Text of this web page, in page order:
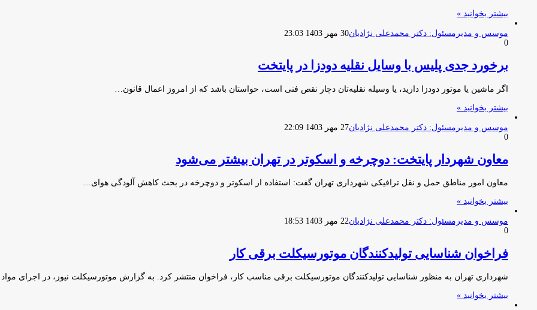
بیشتر بخوانید »
موسس و مدیرمسئول: دکتر محمدعلی نژادیان30 مهر 1403 23:03
0
برخورد جدی پلیس با وسایل نقلیه دودزا در پایتخت
اگر ماشین یا موتور دودزا دارید، یا وسیله نقلیه‌تان دچار نقص فنی است، حواستان باشد که از امروز اعمال قانون…
بیشتر بخوانید »
موسس و مدیرمسئول: دکتر محمدعلی نژادیان27 مهر 1403 22:09
0
معاون شهردار پایتخت: دوچرخه و اسکوتر در تهران بیشتر می‌شود
معاون امور مناطق حمل و نقل ترافیکی شهرداری تهران گفت: استفاده از اسکوتر و دوچرخه در بحث کاهش آلودگی هوای…
بیشتر بخوانید »
موسس و مدیرمسئول: دکتر محمدعلی نژادیان22 مهر 1403 18:53
0
فراخوان شناسایی تولیدکنندگان موتورسیکلت برقی کار
شهرداری تهران به منظور شناسایی تولیدکنندگان موتورسیکلت برقی مناسب کار، فراخوان منتشر کرد. به گزارش موتورسیکلت نیوز، ️در اجرای مواد
بیشتر بخوانید »